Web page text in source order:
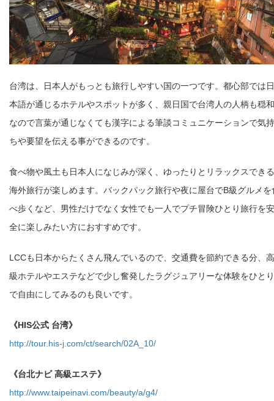
台湾は、日本人がもっとも旅行しやすい国の一つです。都心部では日
本語が通じるホテルやスポットが多く、親日国で台湾人の人柄も穏和
なので言葉が通じなくても漢字による筆談コミュニケーションで気持
ちや要望を伝える事ができるのです。
食べ物や風土も日本人になじみが深く、ゆったりとリラックスできる
海外旅行が楽しめます。バックパック旅行や夜に屋台でB級グルメを
べ歩くなど、男性だけでなく女性でも一人でプチ冒険ひとり旅行を安
全に楽しみたい方におすすめです。
LCCも日本からたくさん飛んでいるので、交通費を節約できる分、高
級ホテルやエステなどで少し奮発したラグジュアリーな体験をひとり
で自由にしてみるのも良いです。
《HIS公式 台湾》
http://tour.his-j.com/ct/search/02A_10/
《台北ナビ 高級エステ》
http://www.taipeinavi.com/beauty/a/g4/